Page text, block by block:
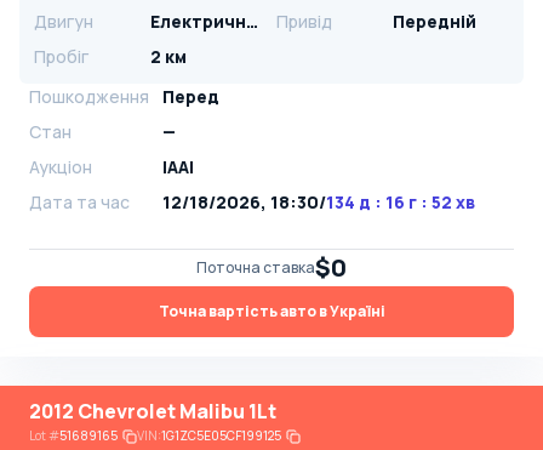
Двигун Електричний Привід
Передній
Пробіг
2 км
Пошкодження
Перед
Стан
—
Аукціон
IAAI
Дата та час
12/18/2026, 18:30/134 д : 16 г : 52 хв
Поточна ставка$0
Точна вартість авто в Україні
2012 Chevrolet Malibu 1Lt
Lot#51689165 VIN:1G1ZC5E05CF199125